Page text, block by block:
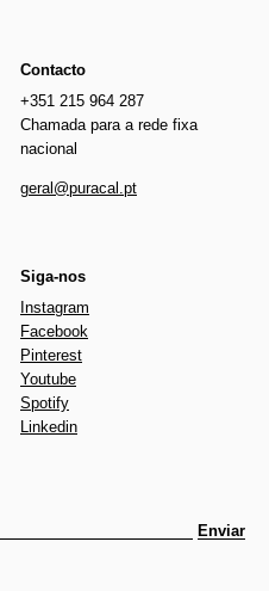
Contacto
+351 215 964 287
Chamada para a rede fixa
nacional
geral@puracal.pt
Siga-nos
Instagram
Facebook
Pinterest
Youtube
Spotify
Linkedin
Enviar